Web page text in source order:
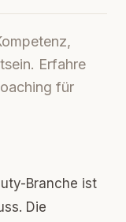
Erfahre
für
Branche ist
Die